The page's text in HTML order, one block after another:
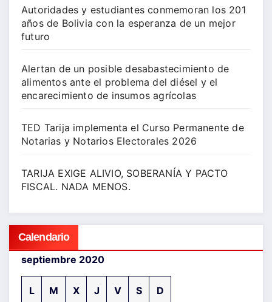
Autoridades y estudiantes conmemoran los 201
años de Bolivia con la esperanza de un mejor
futuro
Alertan de un posible desabastecimiento de
alimentos ante el problema del diésel y el
encarecimiento de insumos agrícolas
TED Tarija implementa el Curso Permanente de
Notarias y Notarios Electorales 2026
TARIJA EXIGE ALIVIO, SOBERANÍA Y PACTO
FISCAL. NADA MENOS.
Calendario
septiembre 2020
L M X J V S D